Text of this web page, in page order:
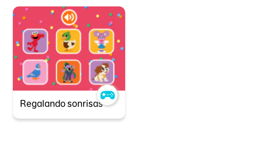
Regalando sonrisas